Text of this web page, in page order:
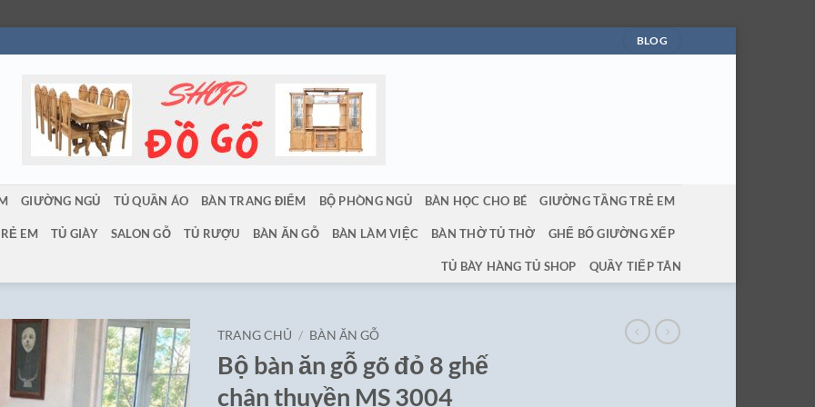
BLOG
GIƯỜNG NGỦ TỦ QUẦN ÁO BÀN TRANG ĐIỂM BỘ PHÒNG NGỦ BÀN HỌC CHO BÉ GIƯỜNG TẦNG TRẺ EM
EM TỦ GIÀY SALON GỖ TỦ RƯỢU BÀN ĂN GỖ BÀN LÀM VIỆC BÀN THỜ TỦ THỜ GHẾ BỐ GIƯỜNG XẾP
TỦ BÀY HÀNG TỦ SHOP QUẦY TIẾP TÂN
TRANG CHỦ / BÀN ĂN GỖ
Bộ bàn ăn gỗ gõ đỏ 8 ghế
chân thuyền MS 3004